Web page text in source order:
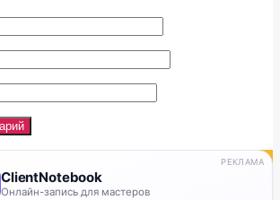
ClientNotebook
Онлайн-запись для мастеров
РЕКЛАМА